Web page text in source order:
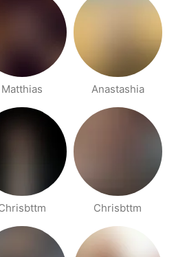
Anastashia
Matthias
Chrisbttm